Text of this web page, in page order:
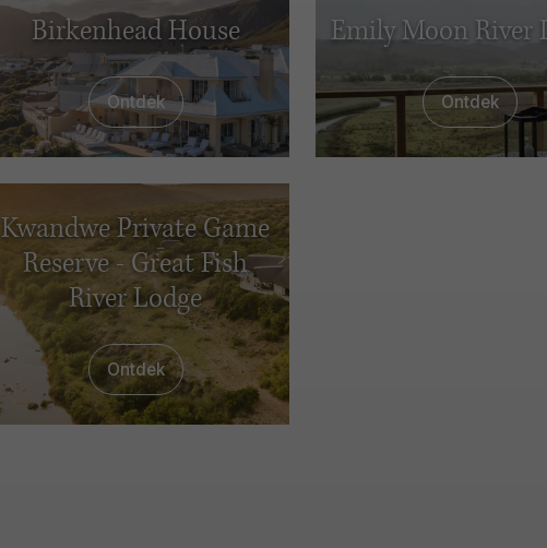
Birkenhead House
Ontdek
Emily Moon River
Ontdek
Kwandwe Private Game
Reserve - Great Fish
River Lodge
Ontdek